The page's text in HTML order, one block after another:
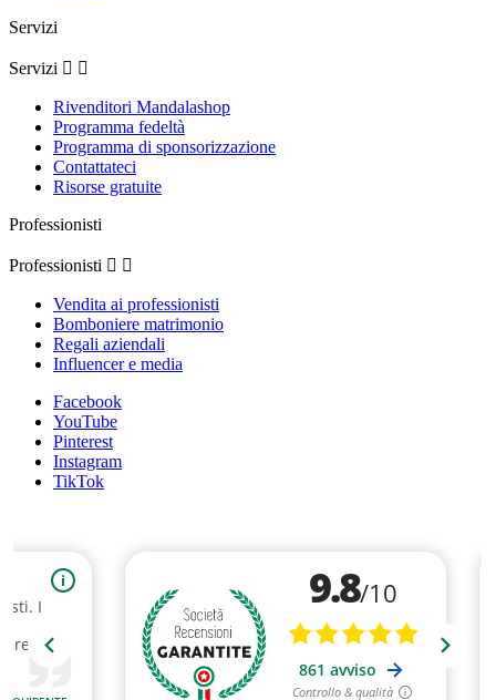
Servizi
Servizi  
Rivenditori Mandalashop
Programma fedeltà
Programma di sponsorizzazione
Contattateci
Risorse gratuite
Professionisti
Professionisti  
Vendita ai professionisti
Bomboniere matrimonio
Regali aziendali
Influencer e media
Facebook
YouTube
Pinterest
Instagram
TikTok